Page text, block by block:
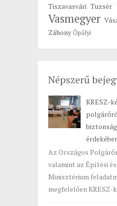
Tiszavasvári Tuzsér
Vasmegyer
Záhony Ópályi
Népszerű
KRESZ-
Az Országos
valamint az Építési
Minisztérium
megfelelően KRESZ-